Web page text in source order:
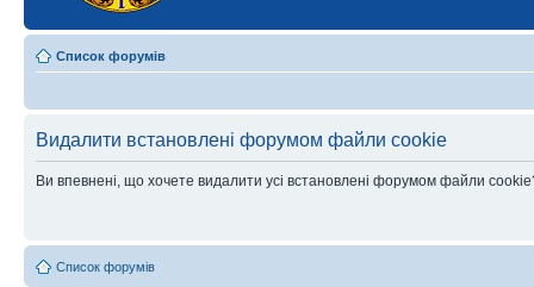
Список форумів
Видалити встановлені форумом файли cookie
Ви впевнені, що хочете видалити усі встановлені форумом файли
Список форумів